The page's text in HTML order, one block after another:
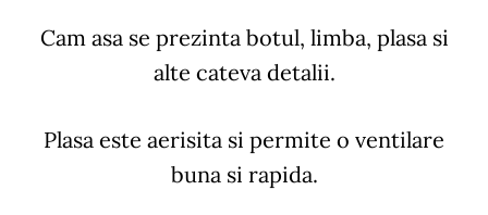
Cam asa se prezinta botul, limba, plasa si
alte cateva detalii.
Plasa este aerisita si permite o ventilare
buna si rapida.